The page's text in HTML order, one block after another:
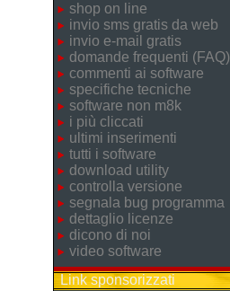
shop on line
invio sms gratis da web
invio e-mail gratis
domande frequenti (FAQ)
commenti ai software
specifiche tecniche
software non m8k
i più cliccati
ultimi inserimenti
tutti i software
download utility
controlla versione
segnala bug programma
dettaglio licenze
dicono di noi
video software
Link sponsorizzati